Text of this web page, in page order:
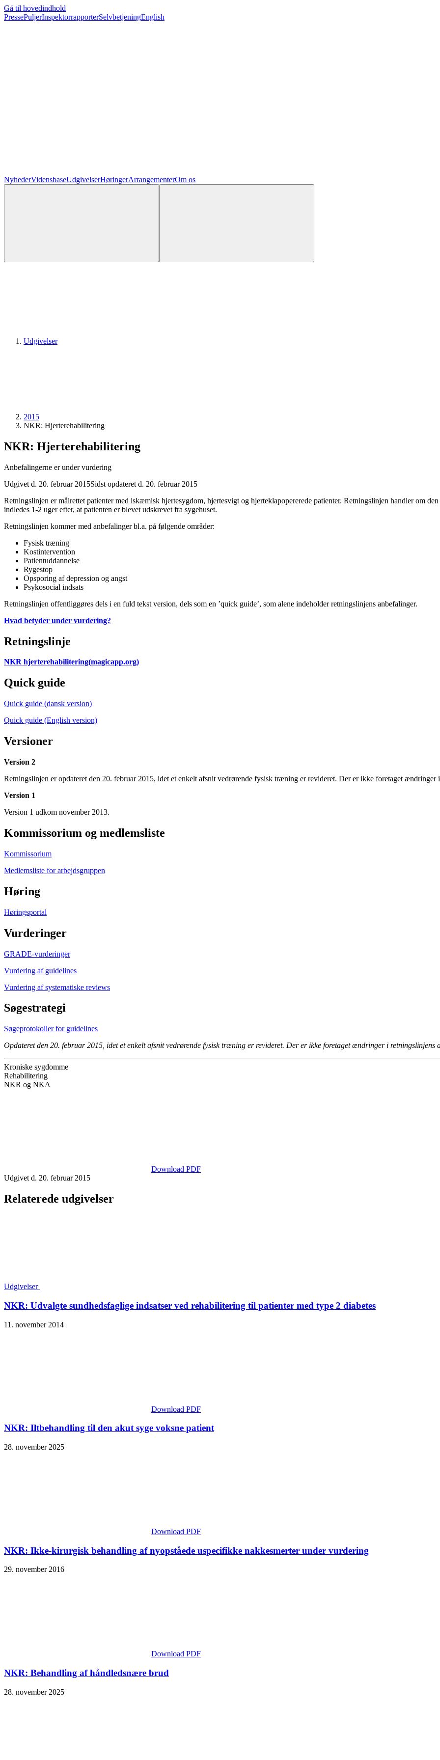
Gå til hovedindhold
PressePuljerInspektorrapporterSelvbetjeningEnglish
NyhederVidensbaseUdgivelserHøringerArrangementerOm os
Udgivelser
2015
NKR: Hjerterehabilitering
NKR: Hjerterehabilitering
Anbefalingerne er under vurdering
Udgivet d. 20. februar 2015Sidst opdateret d. 20. februar 2015
Retningslinjen er målrettet patienter med iskæmisk hjertesygdom, hjertesvigt og hjerteklapopererede patienter. Retningslinjen handler om
indledes 1-2 uger efter, at patienten er blevet udskrevet fra sygehuset.
Retningslinjen kommer med anbefalinger bl.a. på følgende områder:
Fysisk træning
Kostintervention
Patientuddannelse
Rygestop
Opsporing af depression og angst
Psykosocial indsats
Retningslinjen offentliggøres dels i en fuld tekst version, dels som en ’quick guide’, som alene indeholder retningslinjens anbefalinger.
Hvad betyder under vurdering?
Retningslinje
NKR hjerterehabilitering(magicapp.org)
Quick guide
Quick guide (dansk version)
Quick guide (English version)
Versioner
Version 2
Retningslinjen er opdateret den 20. februar 2015, idet et enkelt afsnit vedrørende fysisk træning er revideret. Der er ikke foretaget ændringer
Version 1
Version 1 udkom november 2013.
Kommissorium og medlemsliste
Kommissorium
Medlemsliste for arbejdsgruppen
Høring
Høringsportal
Vurderinger
GRADE-vurderinger
Vurdering af guidelines
Vurdering af systematiske reviews
Søgestrategi
Søgeprotokoller for guidelines
Opdateret den 20. februar 2015, idet et enkelt afsnit vedrørende fysisk træning er revideret. Der er ikke foretaget ændringer i retningslinjens
Kroniske sygdomme
Rehabilitering
NKR og NKA
Download PDF
Udgivet d. 20. februar 2015
Relaterede udgivelser
Udgivelser
NKR: Udvalgte sundhedsfaglige indsatser ved rehabilitering til patienter med type 2 diabetes
11. november 2014
Download PDF
NKR: Iltbehandling til den akut syge voksne patient
28. november 2025
Download PDF
NKR: Ikke-kirurgisk behandling af nyopståede uspecifikke nakkesmerter under vurdering
29. november 2016
Download PDF
NKR: Behandling af håndledsnære brud
28. november 2025